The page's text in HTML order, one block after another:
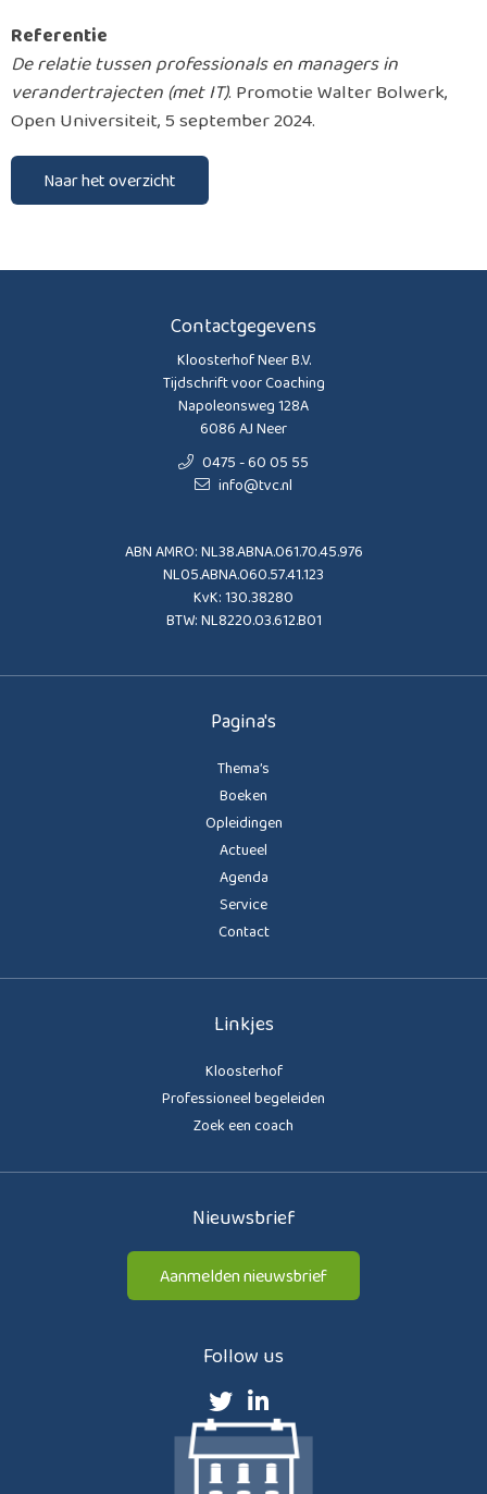
Referentie
De relatie tussen professionals en managers in
verandertrajecten (met IT). Promotie Walter Bolwerk,
Open Universiteit, 5 september 2024.
Naar het overzicht
Contactgegevens
Kloosterhof Neer B.V.
Tijdschrift voor Coaching
Napoleonsweg 128A
6086 AJ Neer
0475 - 60 05 55
info@tvc.nl
ABN AMRO: NL38.ABNA.061.70.45.976
NL05.ABNA.060.57.41.123
KvK: 130.38280
BTW: NL8220.03.612.B01
Pagina's
Thema’s
Boeken
Opleidingen
Actueel
Agenda
Service
Contact
Linkjes
Kloosterhof
Professioneel begeleiden
Zoek een coach
Nieuwsbrief
Aanmelden nieuwsbrief
Follow us